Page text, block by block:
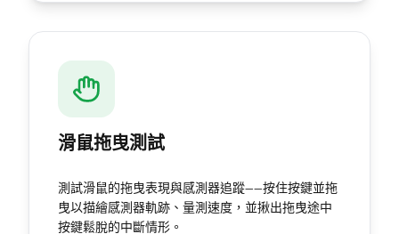
滑鼠拖曳測試
測試滑鼠的拖曳表現與感測器追蹤——按住按鍵並拖
曳以描繪感測器軌跡、量測速度，並揪出拖曳途中
按鍵鬆脫的中斷情形。